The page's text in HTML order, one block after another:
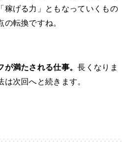
稼げる力」ともなっていくもの
転換ですね。
が満たされる仕事。長くなりま
次回へと続きます。